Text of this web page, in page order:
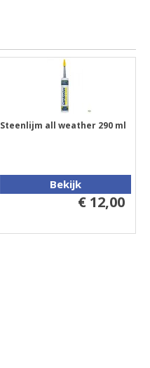
Steenlijm all weather 290 ml
Bekijk
€ 12,00